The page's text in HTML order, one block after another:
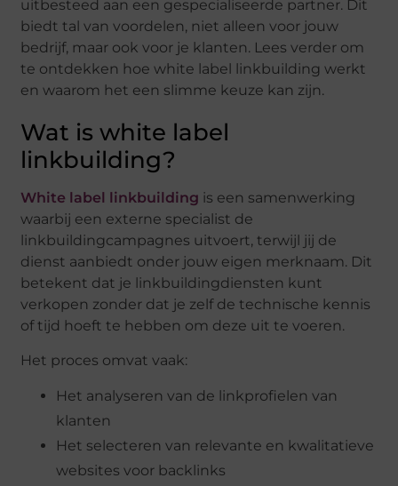
uitbesteed aan een gespecialiseerde partner. Dit
biedt tal van voordelen, niet alleen voor jouw
bedrijf, maar ook voor je klanten. Lees verder om
te ontdekken hoe white label linkbuilding werkt
en waarom het een slimme keuze kan zijn.
Wat is white label
linkbuilding?
White label linkbuilding is een samenwerking
waarbij een externe specialist de
linkbuildingcampagnes uitvoert, terwijl jij de
dienst aanbiedt onder jouw eigen merknaam. Dit
betekent dat je linkbuildingdiensten kunt
verkopen zonder dat je zelf de technische kennis
of tijd hoeft te hebben om deze uit te voeren.
Het proces omvat vaak:
Het analyseren van de linkprofielen van
klanten
Het selecteren van relevante en kwalitatieve
websites voor backlinks